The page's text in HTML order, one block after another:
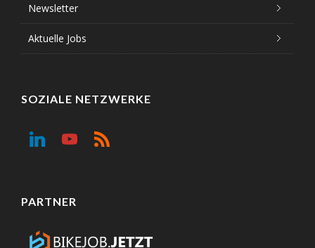
Newsletter
Aktuelle Jobs
SOZIALE NETZWERKE
PARTNER